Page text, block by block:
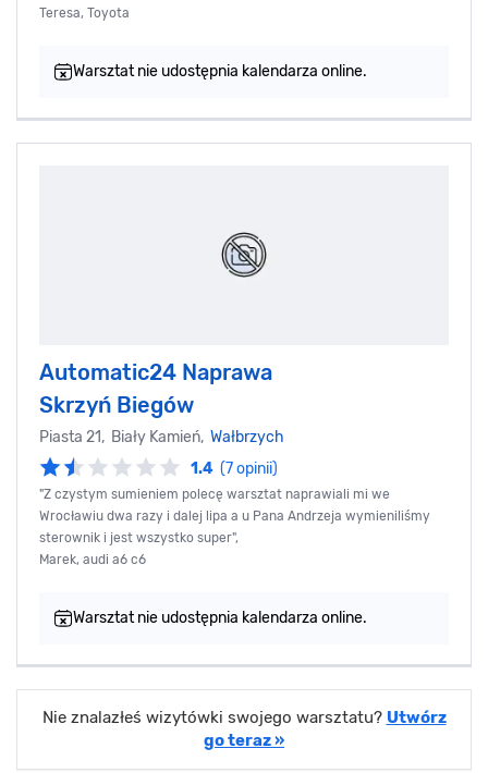
Teresa, Toyota
Warsztat nie udostępnia kalendarza online.
Automatic24 Naprawa
Skrzyń Biegów
Piasta 21, Biały Kamień, Wałbrzych
1.4 (7 opinii)
"Z czystym sumieniem polecę warsztat naprawiali mi we
Wrocławiu dwa razy i dalej lipa a u Pana Andrzeja wymieniliśmy
sterownik i jest wszystko super",
Marek, audi a6 c6
Warsztat nie udostępnia kalendarza online.
Nie znalazłeś wizytówki swojego warsztatu? Utwórz
go teraz »